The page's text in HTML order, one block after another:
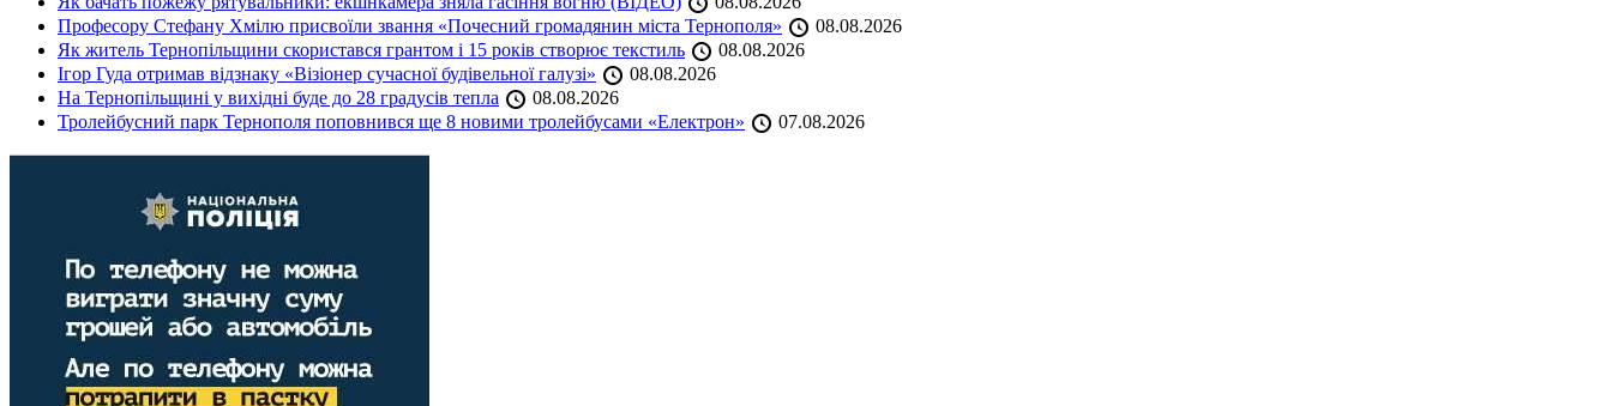
Професору Стефану Хмілю присвоїли звання «Почесний громадянин міста Тернополя»
08.08.2026
Як житель Тернопільщини скористався грантом і 15 років створює текстиль
08.08.2026
Ігор Гуда отримав відзнаку «Візіонер сучасної будівельної галузі»
08.08.2026
На Тернопільщині у вихідні буде до 28 градусів тепла
08.08.2026
Тролейбусний парк Тернополя поповнився ще 8 новими тролейбусами «Електрон»
07.08.2026